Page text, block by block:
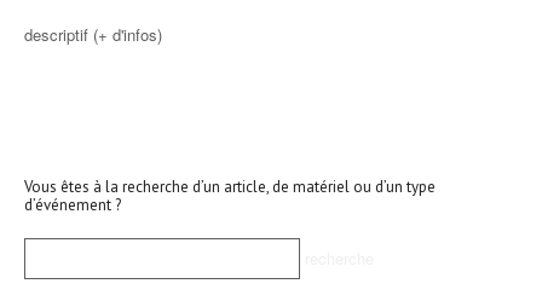
descriptif (+ d'infos)
Vous êtes à la recherche d’un article, de matériel ou d’un type
d’événement ?